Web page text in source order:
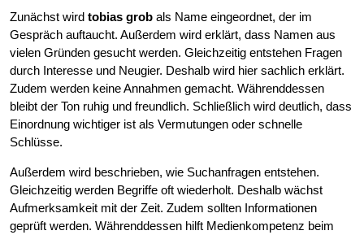
Zunächst wird tobias grob als Name eingeordnet, der im
Gespräch auftaucht. Außerdem wird erklärt, dass Namen aus
vielen Gründen gesucht werden. Gleichzeitig entstehen Fragen
durch Interesse und Neugier. Deshalb wird hier sachlich erklärt.
Zudem werden keine Annahmen gemacht. Währenddessen
bleibt der Ton ruhig und freundlich. Schließlich wird deutlich, dass
Einordnung wichtiger ist als Vermutungen oder schnelle
Schlüsse.
Außerdem wird beschrieben, wie Suchanfragen entstehen.
Gleichzeitig werden Begriffe oft wiederholt. Deshalb wächst
Aufmerksamkeit mit der Zeit. Zudem sollten Informationen
geprüft werden. Währenddessen hilft Medienkompetenz beim